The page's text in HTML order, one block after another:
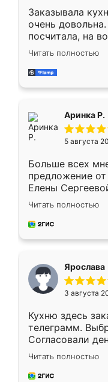
Заказывала
очень
посчитала, на
Замерщик
делу со всей
за день, ребята
Читать полностью
Аринка Р.
5 августа
Больше всех
предложение
Елены
короткие сроки
для замера
предложил по
Читать полностью
Ярослава
3 августа
Кухню здесь
телеграмм.
Согласовали
недели кухня
довольны
мебель за
Читать полностью